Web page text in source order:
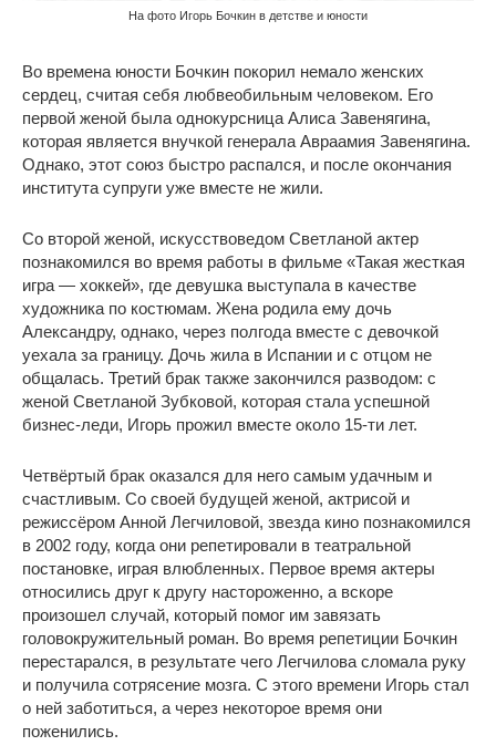
На фото Игорь Бочкин в детстве и юности
Во времена юности Бочкин покорил немало женских
сердец, считая себя любвеобильным человеком. Его
первой женой была однокурсница Алиса Завенягина,
которая является внучкой генерала Авраамия Завенягина.
Однако, этот союз быстро распался, и после окончания
института супруги уже вместе не жили.
Со второй женой, искусствоведом Светланой актер
познакомился во время работы в фильме «Такая жесткая
игра — хоккей», где девушка выступала в качестве
художника по костюмам. Жена родила ему дочь
Александру, однако, через полгода вместе с девочкой
уехала за границу. Дочь жила в Испании и с отцом не
общалась. Третий брак также закончился разводом: с
женой Светланой Зубковой, которая стала успешной
бизнес-леди, Игорь прожил вместе около 15-ти лет.
Четвёртый брак оказался для него самым удачным и
счастливым. Со своей будущей женой, актрисой и
режиссёром Анной Легчиловой, звезда кино познакомился
в 2002 году, когда они репетировали в театральной
постановке, играя влюбленных. Первое время актеры
относились друг к другу настороженно, а вскоре
произошел случай, который помог им завязать
головокружительный роман. Во время репетиции Бочкин
перестарался, в результате чего Легчилова сломала руку
и получила сотрясение мозга. С этого времени Игорь стал
о ней заботиться, а через некоторое время они
поженились.